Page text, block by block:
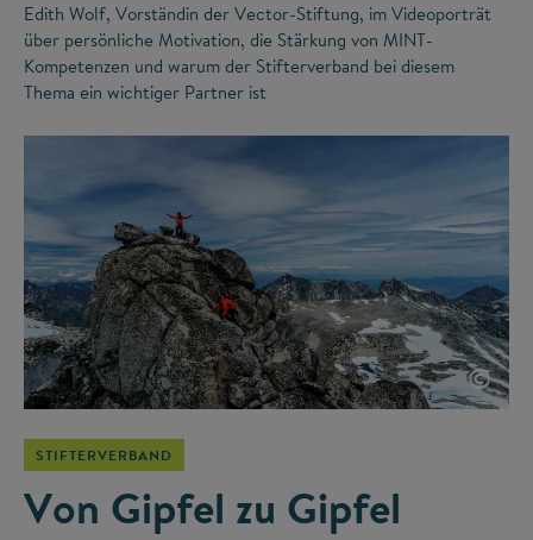
Edith Wolf, Vorständin der Vector-Stiftung, im Videoporträt
über persönliche Motivation, die Stärkung von MINT-
Kompetenzen und warum der Stifterverband bei diesem
Thema ein wichtiger Partner ist
©
STIFTERVERBAND
Von Gipfel zu Gipfel